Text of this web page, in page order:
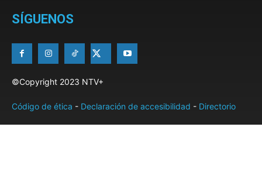
SÍGUENOS
©Copyright 2023 NTV+
Código de ética - Declaración de accesibilidad - Directorio